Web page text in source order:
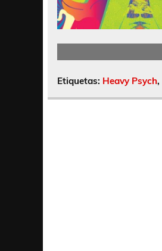
Etiquetas: Heavy Psych,